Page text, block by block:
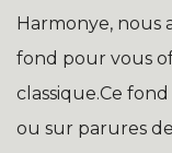
Harmonye, nous
fond pour vous
classique.Ce
ou sur parures